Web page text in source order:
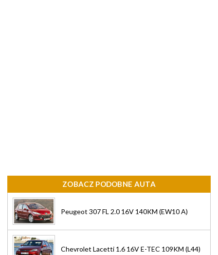
ZOBACZ PODOBNE AUTA
Peugeot 307 FL 2.0 16V 140KM (EW10 A)
Chevrolet Lacetti 1.6 16V E-TEC 109KM (L44)